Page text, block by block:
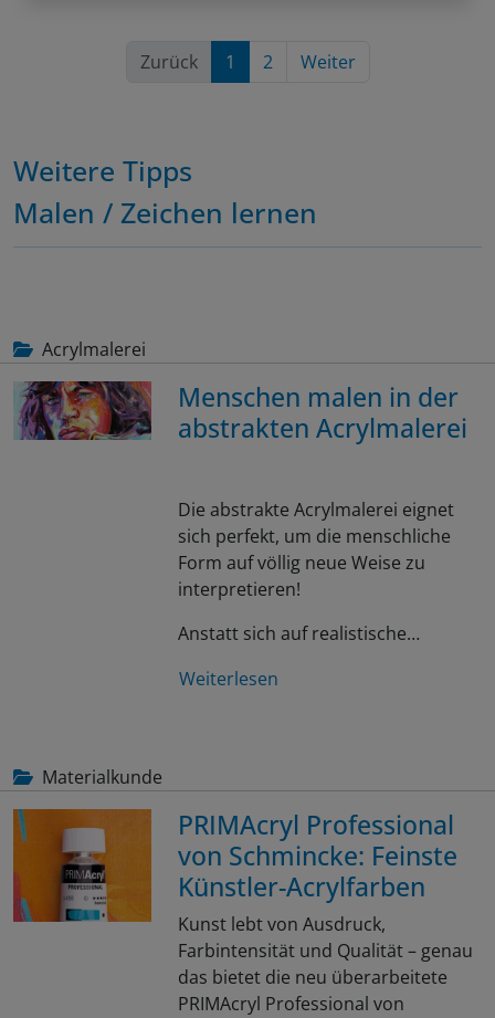
Zurück 1 2 Weiter
Weitere Tipps
Malen / Zeichen lernen
Acrylmalerei
Menschen malen in der
abstrakten Acrylmalerei
Die abstrakte Acrylmalerei eignet
sich perfekt, um die menschliche
Form auf völlig neue Weise zu
interpretieren!
Anstatt sich auf realistische…
Weiterlesen
Materialkunde
PRIMAcryl Professional
von Schmincke: Feinste
Künstler-Acrylfarben
Kunst lebt von Ausdruck,
Farbintensität und Qualität – genau
das bietet die neu überarbeitete
PRIMAcryl Professional von